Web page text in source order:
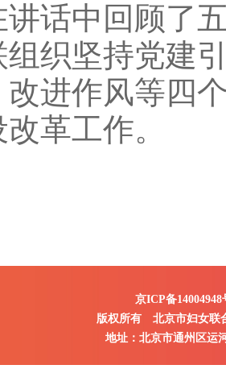
讲话中回顾了
组织坚持党建
改进作风等四
革工作。
京ICP备14004948
版权所有 北京市妇女
地址：北京市通州区